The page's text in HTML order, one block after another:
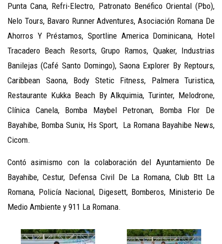
Punta Cana, Refri-Electro, Patronato Benéfico Oriental (Pbo),
Nelo Tours, Bavaro Runner Adventures, Asociación Romana De
Ahorros Y Préstamos, Sportline America Dominicana, Hotel
Tracadero Beach Resorts, Grupo Ramos, Quaker, Industrias
Banilejas (Café Santo Domingo), Saona Explorer By Reptours,
Caribbean Saona, Body Stetic Fitness, Palmera Turistica,
Restaurante Kukka Beach By Alkquimia, Turinter, Melodrone,
Clínica Canela, Bomba Maybel Petronan, Bomba Flor De
Bayahibe, Bomba Sunix, Hs Sport, La Romana Bayahibe News,
Cicom.
Contó asimismo con la colaboración del Ayuntamiento De
Bayahibe, Cestur, Defensa Civil De La Romana, Club Btt La
Romana, Policía Nacional, Digesett, Bomberos, Ministerio De
Medio Ambiente y 911 La Romana.